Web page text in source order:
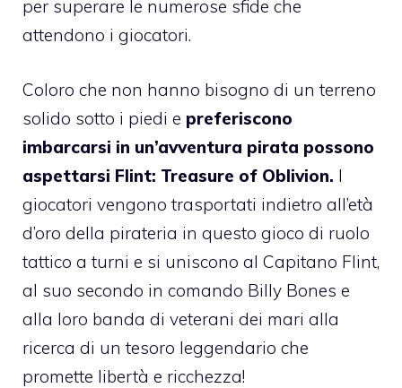
per superare le numerose sfide che
attendono i giocatori.
Coloro che non hanno bisogno di un terreno
solido sotto i piedi e preferiscono
imbarcarsi in un’avventura pirata possono
aspettarsi Flint: Treasure of Oblivion. I
giocatori vengono trasportati indietro all’età
d’oro della pirateria in questo gioco di ruolo
tattico a turni e si uniscono al Capitano Flint,
al suo secondo in comando Billy Bones e
alla loro banda di veterani dei mari alla
ricerca di un tesoro leggendario che
promette libertà e ricchezza!